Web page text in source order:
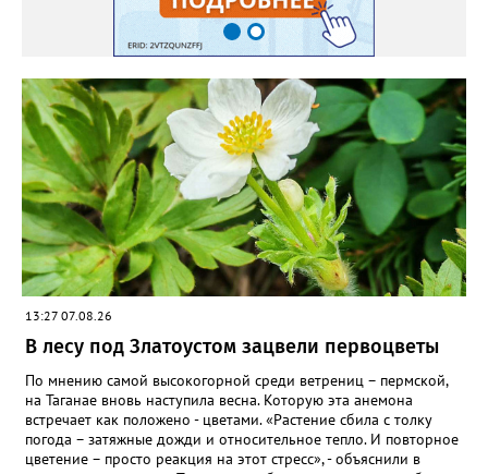
пусть лаванда цветёт во всю силу! Фото: Екатерина Бойко,
специально для «Златоуст.инфо». Обсуждение новости здесь
ВКОНТАКТЕ https://vk.com/newszlatoust74
13:27 07.08.26
В лесу под Златоустом зацвели первоцветы
По мнению самой высокогорной среди ветрениц – пермской,
на Таганае вновь наступила весна. Которую эта анемона
встречает как положено - цветами. «Растение сбила с толку
погода – затяжные дожди и относительное тепло. И повторное
цветение – просто реакция на этот стресс», - объяснили в